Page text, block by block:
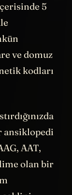
5
ve domuz
kodları
ansiklopedi
AAT,
olan bir